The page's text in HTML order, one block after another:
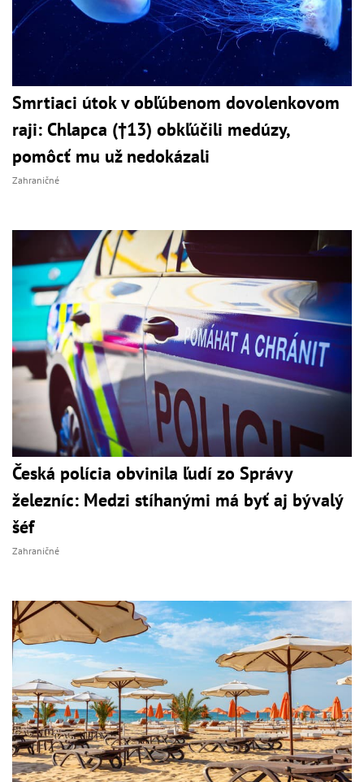
Smrtiaci útok v obľúbenom dovolenkovom
raji: Chlapca (†13) obkľúčili medúzy,
pomôcť mu už nedokázali
Zahraničné
Česká polícia obvinila ľudí zo Správy
železníc: Medzi stíhanými má byť aj bývalý
šéf
Zahraničné